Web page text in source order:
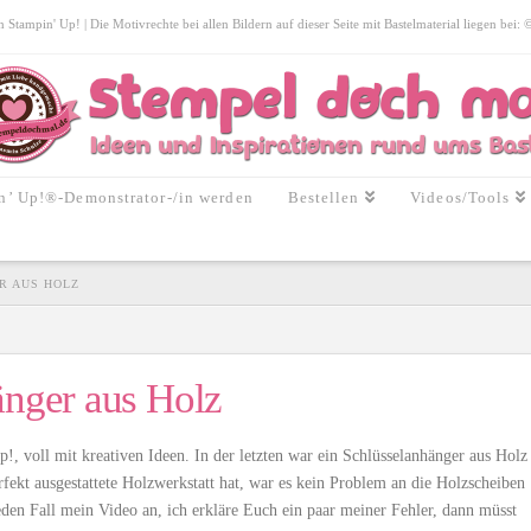
Up! | Die Motivrechte bei allen Bildern auf dieser Seite mit Bastelmaterial liegen bei:
Up!®-Demonstrator-/in werden Bestellen Videos/Tools
AUS HOLZ
aus Holz
voll mit kreativen Ideen. In der letzten war ein Schlüsselanhänger aus Holz
ausgestattete Holzwerkstatt hat, war es kein Problem an die Holzscheiben
Fall mein Video an, ich erkläre Euch ein paar meiner Fehler, dann müsst